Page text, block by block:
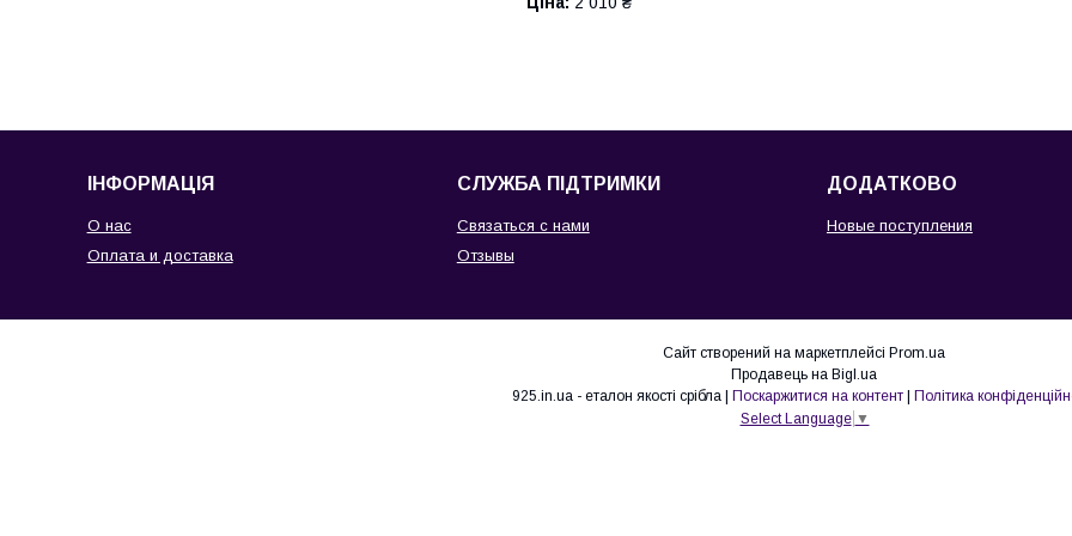
ІНФОРМАЦІЯ
О нас
Оплата и доставка
СЛУЖБА ПІДТРИМКИ
Связаться с нами
Отзывы
ДОДАТКОВО
Новые поступления
Сайт створений на маркетплейсі Prom.ua
Продавець на Bigl.ua
Поскаржитися на контент
Політика
Select Language ▼